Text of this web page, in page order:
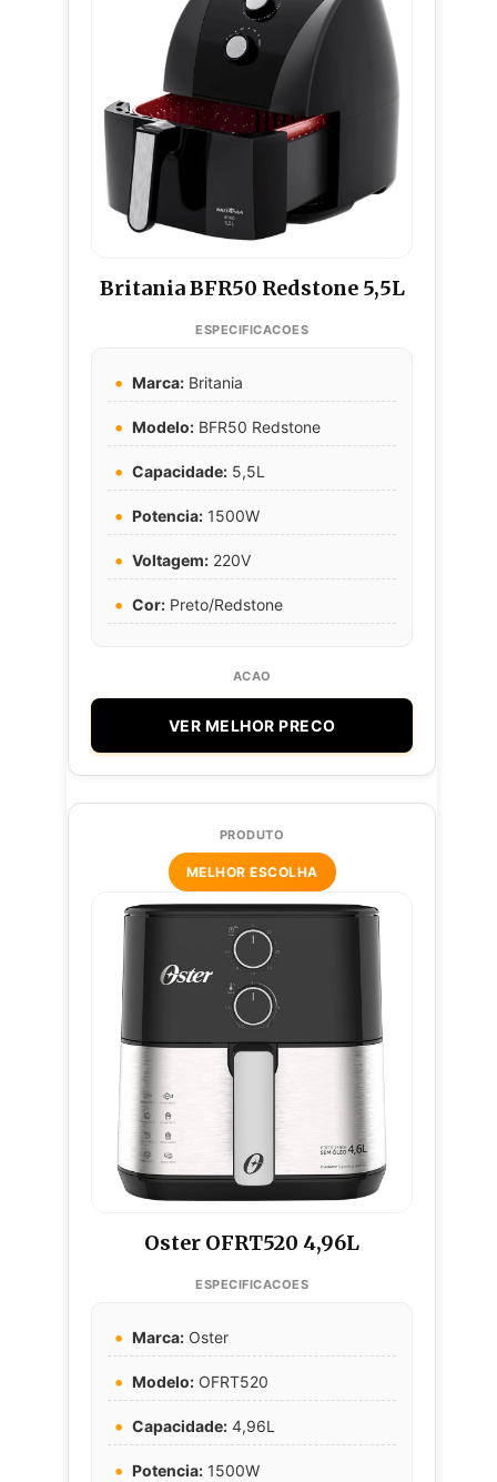
Britania BFR50 Redstone 5,5L
Marca: Britania
Modelo: BFR50 Redstone
Capacidade: 5,5L
Potencia: 1500W
Voltagem: 220V
Cor: Preto/Redstone
VER MELHOR PRECO
Oster OFRT520 4,96L
MELHOR ESCOLHA
Marca: Oster
Modelo: OFRT520
Capacidade: 4,96L
Potencia: 1500W